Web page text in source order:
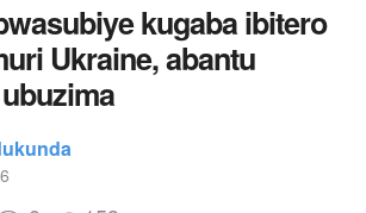
kugaba ibitero
Ukraine, abantu